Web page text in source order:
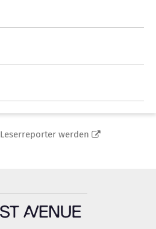
Leserreporter werden